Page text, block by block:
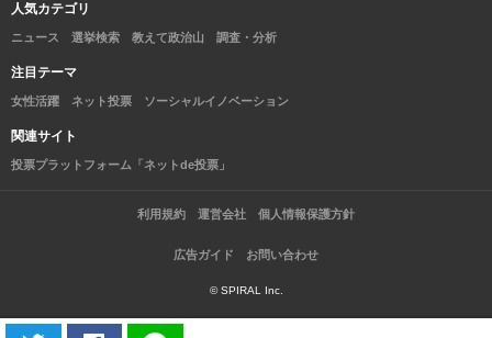
人気カテゴリ
ニュース 選挙検索 教えて政治山 調査・分析
注目テーマ
女性活躍 ネット投票 ソーシャルイノベーション
関連サイト
投票プラットフォーム「ネットde投票」
利用規約 運営会社 個人情報保護方針
広告ガイド お問い合わせ
© SPIRAL Inc.